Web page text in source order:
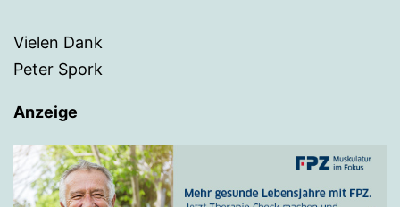
Vielen Dank
Peter Spork
Anzeige